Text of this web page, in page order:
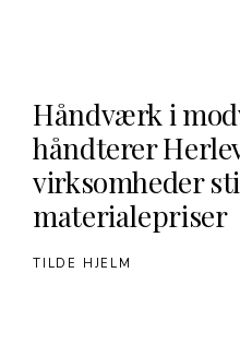
Håndværk i
håndterer
virksomheder
materialepriser
TILDE HJELM